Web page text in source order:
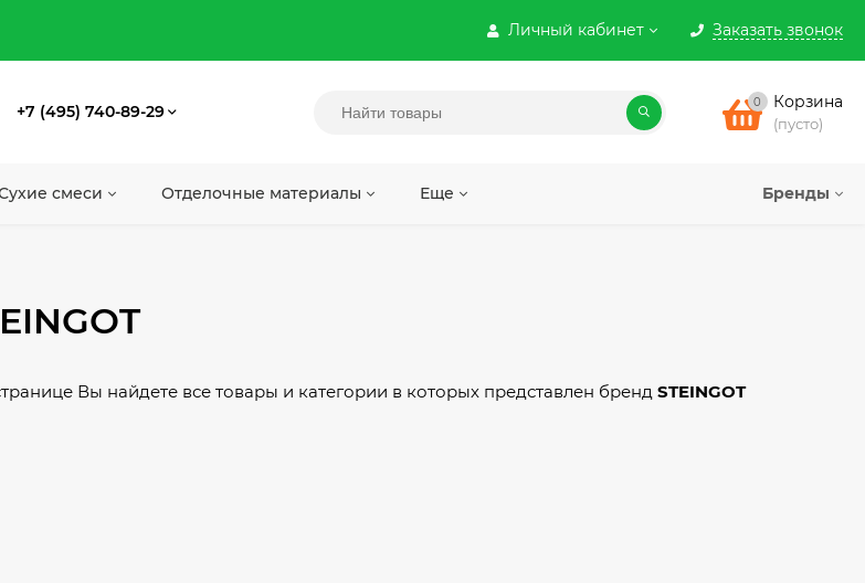
Личный кабинет Заказать звонок
+7 (495) 740-89-29 0 Корзина
(пусто)
Бренды
смеси Отделочные материалы Еще
Вы найдете все товары и категории в которых представлен бренд STEINGOT